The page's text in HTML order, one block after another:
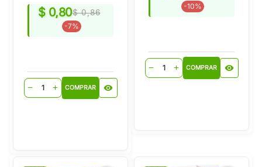
$ 0,80$ 0,86
-7%
remove add COMPRAR visibility
-10%
remove add COMPRAR visibility